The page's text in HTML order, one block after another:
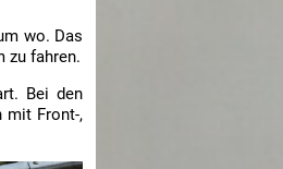
wo. Das
zu fahren.
Bei den
mit Front-,